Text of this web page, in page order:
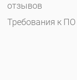
отзывов
Требования к ПО